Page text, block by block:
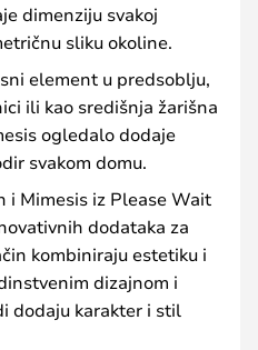
dimenziju svakoj
sliku okoline.
element u predsoblju,
ili kao središnja žarišna
ogledalo dodaje
svakom domu.
i Mimesis iz Please Wait
dodataka za
kombiniraju estetiku i
dizajnom i
dodaju karakter i stil